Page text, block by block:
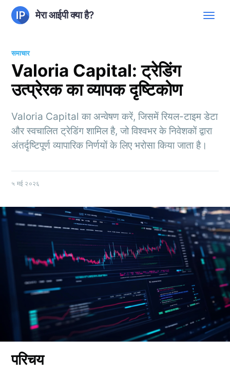
मेरा आईपी क्या है?
समाचार
Valoria Capital: ट्रेडिंग
उत्प्रेरक का व्यापक दृष्टिकोण
Valoria Capital का अन्वेषण करें, जिसमें रियल-टाइम डेटा
और स्वचालित ट्रेडिंग शामिल है, जो विश्वभर के निवेशकों द्वारा
अंतर्दृष्टिपूर्ण व्यापारिक निर्णयों के लिए भरोसा किया जाता है।
५ मई २०२६
परिचय